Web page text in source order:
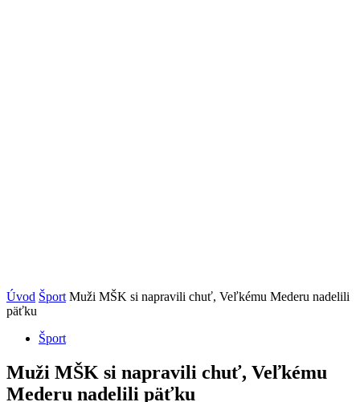
Úvod Šport Muži MŠK si napravili chuť, Veľkému Mederu nadelili
päťku
Šport
Muži MŠK si napravili chuť, Veľkému
Mederu nadelili päťku